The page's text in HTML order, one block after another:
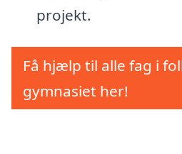
projekt.
Få hjælp til alle fag i
gymnasiet her!